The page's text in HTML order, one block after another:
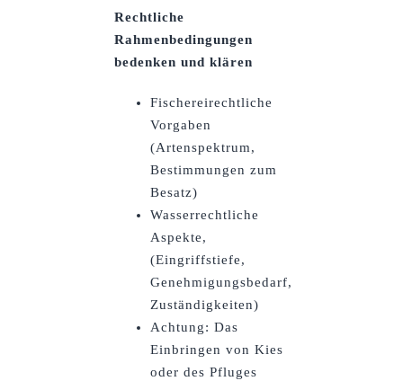
Rechtliche
Rahmenbedingungen
bedenken und klären
Fischereirechtliche
Vorgaben
(Artenspektrum,
Bestimmungen zum
Besatz)
Wasserrechtliche
Aspekte,
(Eingriffstiefe,
Genehmigungsbedarf,
Zuständigkeiten)
Achtung: Das
Einbringen von Kies
oder des Pfluges